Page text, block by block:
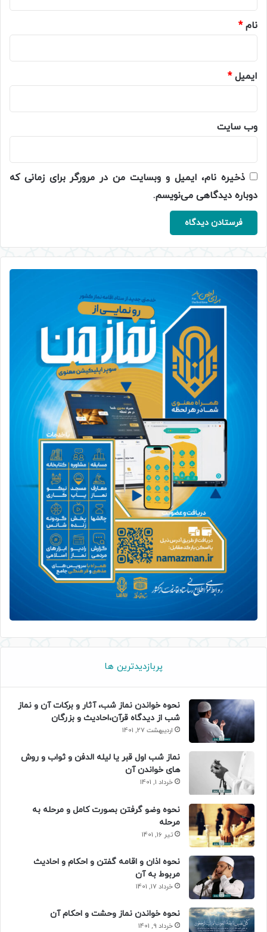
نام*
ایمیل*
وب‌ سایت
ذخیره نام، ایمیل و وبسایت من در مرورگر برای زمانی که
دوباره دیدگاهی می‌نویسم.
پربازدیدترین ها
نحوه خواندن نماز شب، آثار و برکات آن و نماز
شب از دیدگاه قرآن،احادیث و بزرگان
اردیبهشت 27, 1401
نماز شب اول قبر یا لیله الدفن و ثواب و روش
های خواندن آن
خرداد 1, 1401
نحوه وضو گرفتن بصورت کامل و مرحله به
مرحله
تیر 16, 1401
نحوه اذان و اقامه گفتن و احکام و احادیث
مربوط به آن
خرداد 17, 1401
نحوه خواندن نماز وحشت و احکام آن
خرداد 9, 1401